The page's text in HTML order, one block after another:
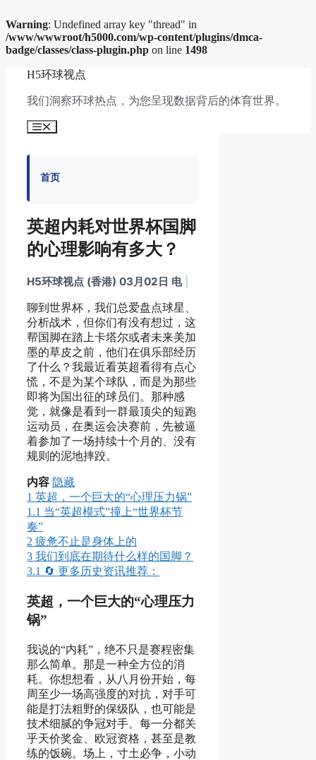
Warning: Undefined array key "thread" in
/www/wwwroot/h5000.com/wp-content/plugins/dmca-
badge/classes/class-plugin.php on line 1498
H5环球视点
我们洞察环球热点，为您呈现数据背后的体育世界。
菜
首页
英超内耗对世界杯国脚
的心理影响有多大？
H5环球视点 (香港) 03月02日 电
聊到世界杯，我们总爱盘点球星、
分析战术，但你们有没有想过，这
帮国脚在踏上卡塔尔或者未来美加
墨的草皮之前，他们在俱乐部经历
了什么？我最近看英超看得有点心
慌，不是为某个球队，而是为那些
即将为国出征的球员们。那种感
觉，就像是看到一群最顶尖的短跑
运动员，在奥运会决赛前，先被逼
着参加了一场持续十个月的、没有
规则的泥地摔跤。
内容 隐藏
1 英超，一个巨大的“心理压力锅”
1.1 当“英超模式”撞上“世界杯节
奏”
2 疲惫不止是身体上的
3 我们到底在期待什么样的国脚？
3.1 🔄 更多历史资讯推荐：
英超，一个巨大的“心理压力
锅”
我说的“内耗”，绝不只是赛程密集
那么简单。那是一种全方位的消
耗。你想想看，从八月份开始，每
周至少一场高强度的对抗，对手可
能是打法粗野的保级队，也可能是
技术细腻的争冠对手。每一分都关
乎天价奖金、欧冠资格，甚至是教
练的饭碗。场上，寸土必争，小动